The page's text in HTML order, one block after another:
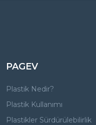
PAGEV
Plastik Nedir?
Plastik Kullanımı
Plastikler Sürdürülebilirlik